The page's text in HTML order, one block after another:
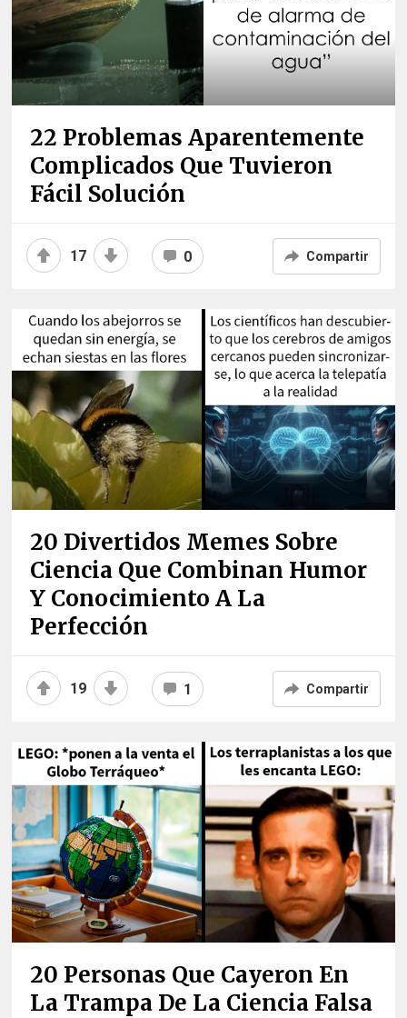
22 Problemas Aparentemente
Complicados Que Tuvieron
Fácil Solución
17 0 Compartir
20 Divertidos Memes Sobre
Ciencia Que Combinan Humor
Y Conocimiento A La
Perfección
19 1 Compartir
20 Personas Que Cayeron En
La Trampa De La Ciencia Falsa